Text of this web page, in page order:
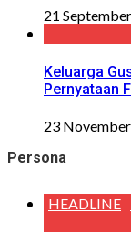
21
Keluarga
Pernyataan
23
Persona
HEADLINE